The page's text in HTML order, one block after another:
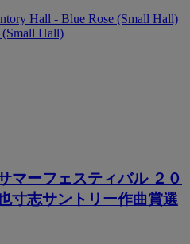
Hall - Blue Rose (Small Hall)
(Small Hall)
マーフェスティバル ２０
寸志サントリー作曲賞選